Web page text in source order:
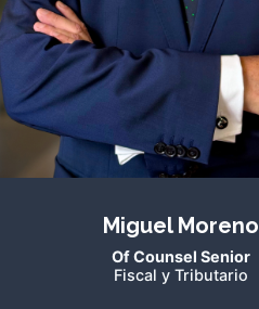
Miguel Moreno
Of Counsel Senior
Fiscal y Tributario